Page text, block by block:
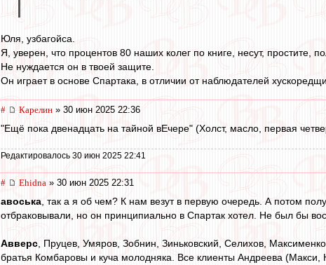
Юля, узбагойса.
Я, уверен, что процентов 80 наших колег по книге, несут,
Не нуждается он в твоей защите.
Он играет в основе Спартака, в отличии от наблюдателей
# Карелин » 30 июн 2025 22:36
"Ещё пока двенадцать на тайной вЕчере" (Холст, масло, первая
Редактировалось 30 июн 2025 22:41
# Ehidna » 30 июн 2025 22:31
авоська , так а я об чем? К нам везут в первую очередь. А потом
отбраковывали, но он принципиально в Спартак хотел. Не был бы
Авверс , Пруцев, Умяров, Зобнин, Зиньковский, Селихов,
братья Комбаровы и куча молодняка. Все клиенты Андреева